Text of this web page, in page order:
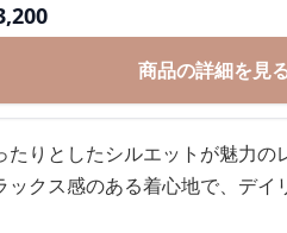
商品の詳細を見
たりとしたシルエットが魅力の
ックス感のある着心地で、デイ